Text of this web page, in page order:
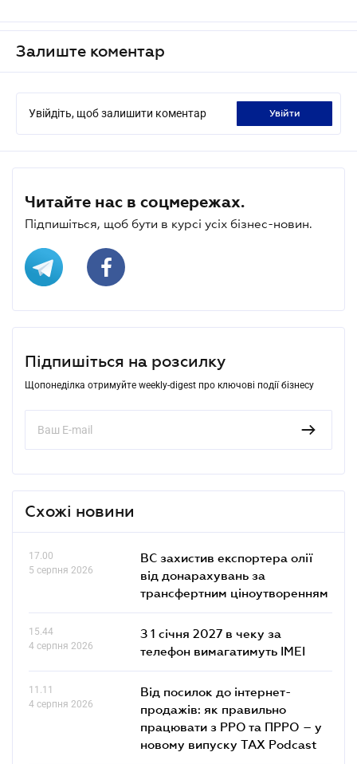
Залиште коментар
Увійдіть, щоб залишити коментар увійти
Читайте нас в соцмережах.
Підпишіться, щоб бути в курсі усіх бізнес-новин.
Підпишіться на розсилку
Щопонеділка отримуйте weekly-digest про ключові події бізнесу
Схожі новини
17.00
5 серпня 2026
ВС захистив експортера олії
від донарахувань за
трансфертним ціноутворенням
15.44
4 серпня 2026
З 1 січня 2027 в чеку за
телефон вимагатимуть IMEI
11.11
4 серпня 2026
Від посилок до інтернет-
продажів: як правильно
працювати з РРО та ПРРО – у
новому випуску TAX Podcast